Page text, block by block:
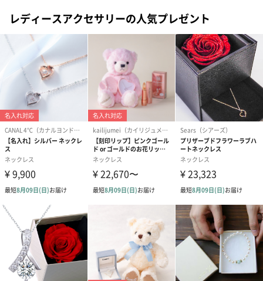
コットン巾着 【誕生
日】（グレー）S（550
コットン巾着 【誕生
日】（スモーキーピン
ク）S（550円）
コットン巾着
とう】 S（550
結婚祝いちょい足しギフト
結婚祝いギフトへの＋αにおすすめです。新生活を彩るギフトオプ
ションをご用意いたしました。
商品と同梱してお届けいたします。
レディースアクセサリーの人気プレゼント